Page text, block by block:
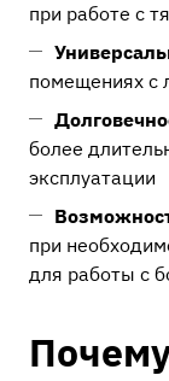
при работе с
помещениях с
более
эксплуатации
при
для работы с